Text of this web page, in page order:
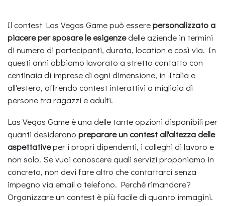
Il contest Las Vegas Game può esserepersonalizzato a
piacere per sposare le esigenzedelle aziende in termini
di numero di partecipanti, durata, location e così via. In
questi anni abbiamo lavorato a stretto contatto con
centinaia di imprese di ogni dimensione, in Italia e
all'estero, offrendo contest interattivi a migliaia di
persone tra ragazzi e adulti.
Las Vegas Game è una delle tante opzioni disponibili per
quanti desiderano preparare un contest all'altezza delle
aspettativeper i propri dipendenti, i colleghi di lavoro e
non solo. Se vuoi conoscere quali servizi proponiamo in
concreto, non devi fare altro che contattarci senza
impegno via email o telefono. Perché rimandare?
Organizzare un contest è più facile di quanto immagini.